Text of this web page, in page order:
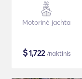
Motorinė jachta
$1,722/naktinis